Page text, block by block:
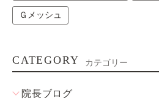
Ｇメッシュ
CATEGORY カテゴリー
院長ブログ